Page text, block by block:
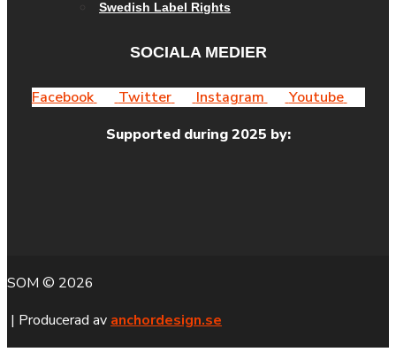
Swedish Label Rights
SOCIALA MEDIER
Facebook Twitter Instagram
Youtube
Supported during 2025 by:
SOM © 2026
| Producerad av anchordesign.se